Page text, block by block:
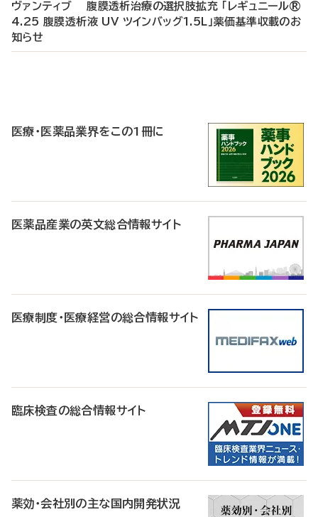
ヴァンティブ 腹膜透析治療の選択肢拡充 「レギュニール®
4.25 腹膜透析液 UV ツインバッグ1.5L」薬価基準収載のお
知らせ
医療・医薬品業界をこの1冊に
医薬品産業の英文総合情報サイト
医療制度・医療経営の総合情報サイト
臨床検査の総合情報サイト
薬効・会社別の主な国内開発状況